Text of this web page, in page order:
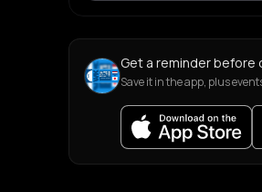
Get a reminder before
Save it in the app, plus